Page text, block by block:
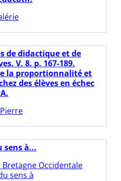
de didactique et de
V. 8. p. 167-189.
la proportionnalité et
des élèves en échec
sens à...
Bretagne Occidentale
sens à